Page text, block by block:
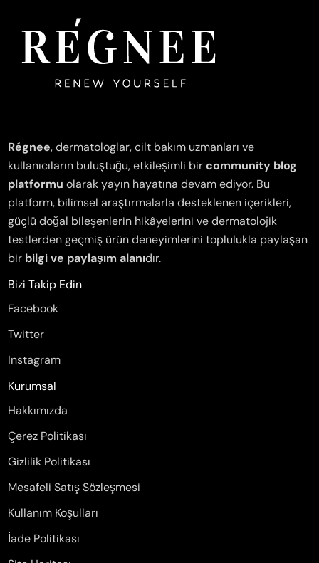
Régnee, dermatologlar, cilt bakım uzmanları ve
kullanıcıların buluştuğu, etkileşimli bircommunity blog
platformu olarak yayın hayatına devam ediyor. Bu
platform, bilimsel araştırmalarla desteklenen içerikleri,
güçlü doğal bileşenlerin hikâyelerini ve dermatolojik
testlerden geçmiş ürün deneyimlerini toplulukla paylaşan
bir bilgi ve paylaşım alanıdır.
Bizi Takip Edin
Facebook
Twitter
Instagram
Kurumsal
Hakkımızda
Çerez Politikası
Gizlilik Politikası
Mesafeli Satış Sözleşmesi
Kullanım Koşulları
İade Politikası